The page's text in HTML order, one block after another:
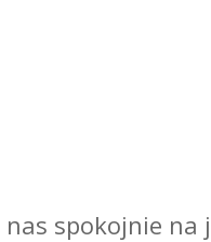
spokojnie na